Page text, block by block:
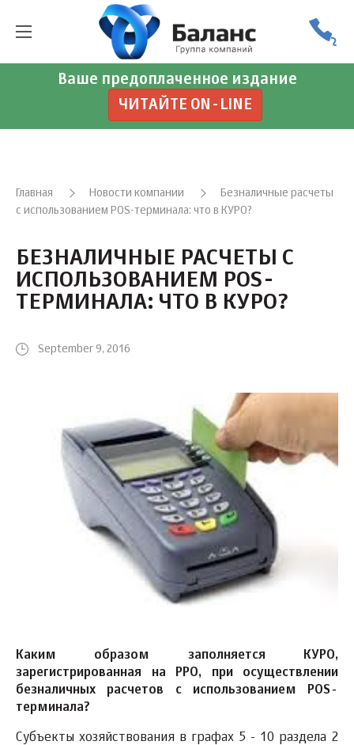
Ваше предоплаченное издание
ЧИТАЙТЕ ON-LINE
Главная Новости компании
Безналичные расчеты
с использованием POS-терминала: что в КУРО?
БЕЗНАЛИЧНЫЕ РАСЧЕТЫ С
ИСПОЛЬЗОВАНИЕМ POS-
ТЕРМИНАЛА: ЧТО В КУРО?
September 9, 2016
Каким образом заполняется КУРО,
зарегистрированная на РРО, при осуществлении
безналичных расчетов с использованием POS-
терминала?
Субъекты хозяйствования в графах 5 - 10 раздела 2